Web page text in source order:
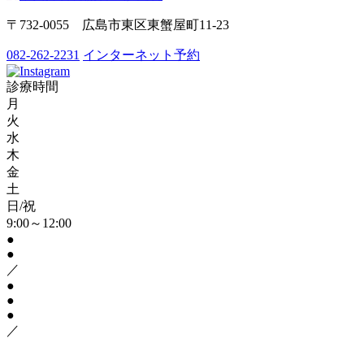
〒732-0055 広島市東区東蟹屋町11-23
082-262-2231 インターネット予約
診療時間
月
火
水
木
金
土
日/祝
9:00～12:00
●
●
／
●
●
●
／